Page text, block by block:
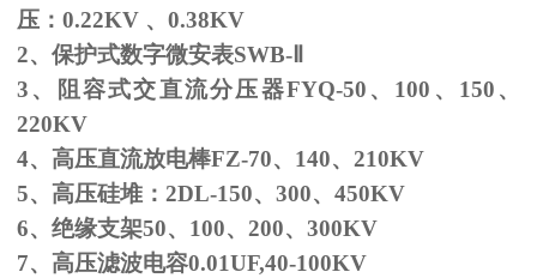
压： 0.22KV 、 0.38KV
2、保护式数字微安表SWB-
3、阻容式交直流分压器FYQ-50 、 100 、 150 、
220KV
4、高压直流放电棒FZ-70、 140、 210KV
5、高压硅堆： 2DL-150、 300、 450KV
6、绝缘支架50、 100、 200、 300KV
7、高压滤波电容0.01UF,40-100KV